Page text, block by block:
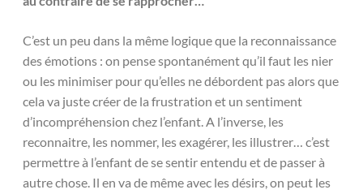
C’est un peu dans la même logique que la reconnaissance
des émotions : on pense spontanément qu’il faut les nier
ou les minimiser pour qu’elles ne débordent pas alors que
cela va juste créer de la frustration et un sentiment
d’incompréhension chez l’enfant. A l’inverse, les
reconnaitre, les nommer, les exagérer, les illustrer… c’est
permettre à l’enfant de se sentir entendu et de passer à
autre chose. Il en va de même avec les désirs, on peut les